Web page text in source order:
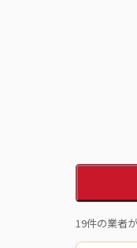
19件の業者